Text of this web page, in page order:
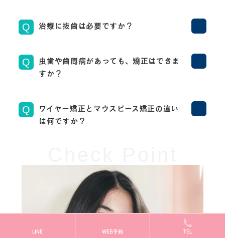
LINE WEB予約 TEL
Q 治療に抜歯は必要ですか？
Q
虫歯や歯周病があっても、矯正はできま
すか？
Q
ワイヤー矯正とマウスピース矯正の違い
は何ですか？